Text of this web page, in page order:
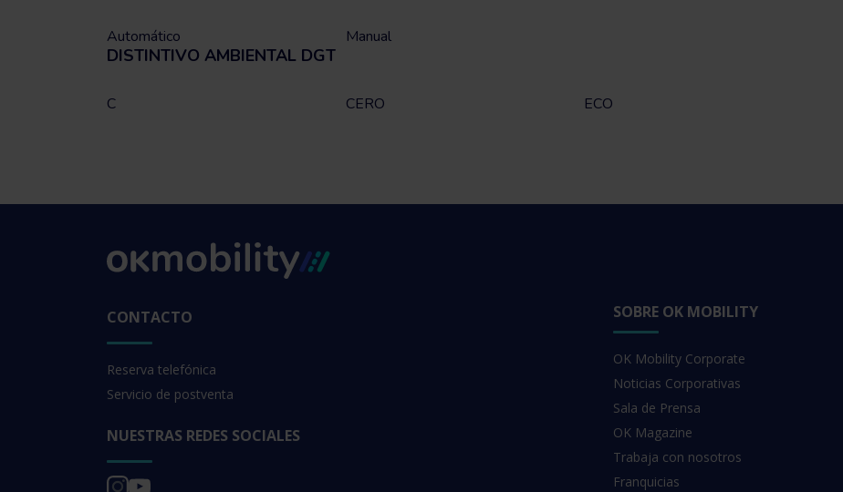
Automático Manual
DISTINTIVO AMBIENTAL DGT
C CERO ECO
CONTACTO
Reserva telefónica
Servicio de postventa
NUESTRAS REDES SOCIALES
SOBRE OK MOBILITY
OK Mobility Corporate
Noticias Corporativas
Sala de Prensa
OK Magazine
Trabaja con nosotros
Franquicias